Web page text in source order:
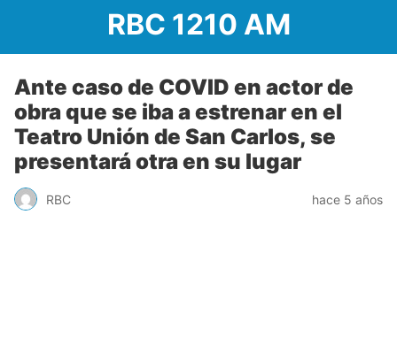
RBC 1210 AM
Ante caso de COVID en actor de
obra que se iba a estrenar en el
Teatro Unión de San Carlos, se
presentará otra en su lugar
RBC hace 5 años